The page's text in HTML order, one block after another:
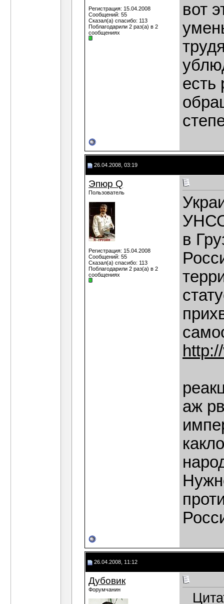
Регистрация: 15.04.2008
Сообщений: 55
Сказал(а) спасибо: 113
Поблагодарили 2 раз(а) в 2
сообщениях
вот
есть
26.04.2008, 03:19
Эпюр Q
Пользователь
Регистрация: 15.04.2008
Сообщений: 55
Сказал(а) спасибо: 113
Поблагодарили 2 раз(а) в 2
сообщениях
УНСО
в
аж
26.04.2008, 11:12
Дубовик
Форумчанин